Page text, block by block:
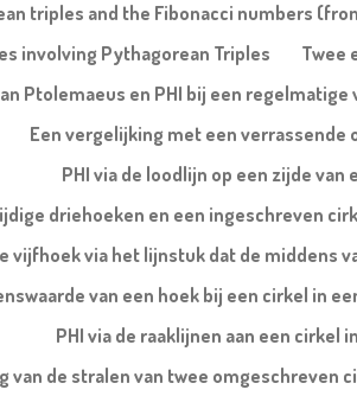
triples and the Fibonacci numbers
involving Pythagorean Triples
Twee
Ptolemaeus en PHI bij een regelmatige
Een vergelijking met een verrassende
PHI via de loodlijn op een zijde
driehoeken en een ingeschreven
vijfhoek via het lijnstuk dat de middens
van een hoek bij een cirkel in
PHI via de raaklijnen aan een cirkel
van de stralen van twee omgeschreven